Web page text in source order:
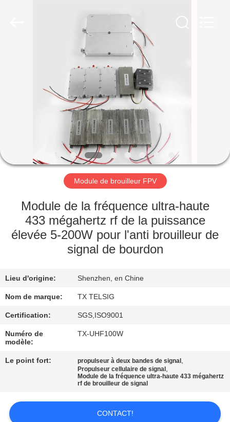
PRODUITS
DE
NOUS
VISITE
D'USINE
CONTRÔLE
QUALITÉ
CONTACTEZ-
NOUS
NOUVELLES
BLOGUE
Module de brouilleur FPV
Module de la fréquence ultra-haute
433 mégahertz rf de la puissance
élevée 5-200W pour l'anti brouilleur de
signal de bourdon
Lieu d'origine: Shenzhen, en Chine
Nom de marque: TX TELSIG
Certification: SGS,ISO9001
Numéro de
modèle:
TX-UHF100W
Le point fort: propulseur à deux bandes de signal ,
Propulseur cellulaire de signal ,
Module de la fréquence ultra-haute 433 mégahertz
rf de brouilleur de signal
CONTACT!